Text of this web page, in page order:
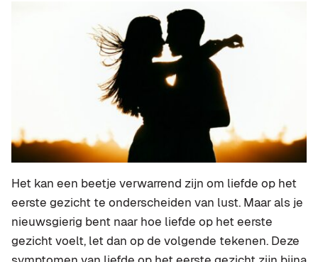
Het kan een beetje verwarrend zijn om liefde op het
eerste gezicht te onderscheiden van lust. Maar als je
nieuwsgierig bent naar hoe liefde op het eerste
gezicht voelt, let dan op de volgende tekenen. Deze